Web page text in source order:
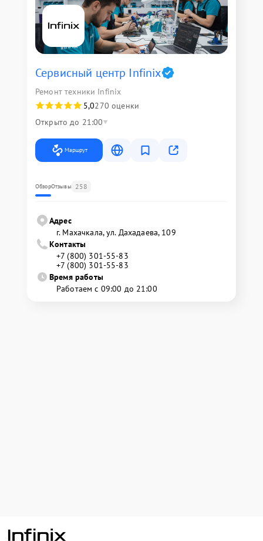
Сервисный центр Infinix
Ремонт техники Infinix
5,0270 оценки
Открыто до 21:00
Маршрут
ОбзорОтзывы 258
Адрес
г. Махачкала, ул. Дахадаева, 109
Контакты
+7 (800) 301-55-83
+7 (800) 301-55-83
Время работы
Работаем с 09:00 до 21:00